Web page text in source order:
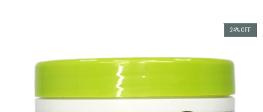
24% OFF